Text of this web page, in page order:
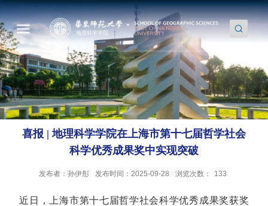
喜报 | 地理科学学院在上海市第十七届哲学社会
科学优秀成果奖中实现突破
发布者：孙伊彤 发布时间：2025-09-28 浏览次数： 133
近日，上海市第十七届哲学社会科学优秀成果奖获奖